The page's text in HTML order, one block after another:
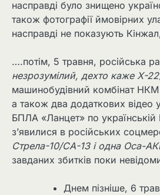
насправді було знищено
також фотографії ймовірних
насправді не показують
….потім, 5 травня, російська
незрозумілий, дехто каже Х-
машинобудівний комбінат
а також два додаткових відео
БПЛА «Ланцет» по
з’явилися в російських
Стрела-10/СА-13 і одна Оса-
завданих збитків поки
Днем пізніше, 6